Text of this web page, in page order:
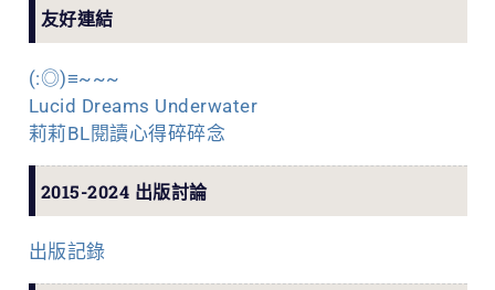
友好連結
(:◎)≡~~~
Lucid Dreams Underwater
莉莉BL閱讀心得碎碎念
2015-2024 出版討論
出版記錄